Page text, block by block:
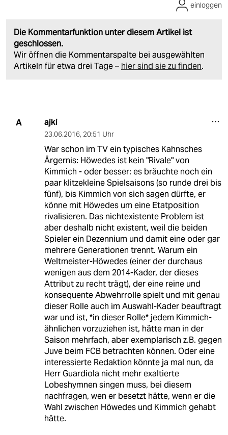
Die Kommentarfunktion unter diesem Artikel ist
geschlossen.
Wir öffnen die Kommentarspalte bei ausgewählten
Artikeln für etwa drei Tage – hier sind sie zu finden.
einloggen
A ajki
23.06.2016, 20:51 Uhr
War schon im TV ein typisches Kahnsches
Ärgernis: Höwedes ist kein "Rivale" von
Kimmich - oder besser: es bräuchte noch ein
paar klitzekleine Spielsaisons (so runde drei bis
fünf), bis Kimmich von sich sagen dürfte, er
könne mit Höwedes um eine Etatposition
rivalisieren. Das nichtexistente Problem ist
aber deshalb nicht existent, weil die beiden
Spieler ein Dezennium und damit eine oder gar
mehrere Generationen trennt. Warum ein
Weltmeister-Höwedes (einer der durchaus
wenigen aus dem 2014-Kader, der dieses
Attribut zu recht trägt), der eine reine und
konsequente Abwehrrolle spielt und mit genau
dieser Rolle auch im Auswahl-Kader beauftragt
war und ist, *in dieser Rolle* jedem Kimmich-
ähnlichen vorzuziehen ist, hätte man in der
Saison mehrfach, aber exemplarisch z.B. gegen
Juve beim FCB betrachten können. Oder eine
interessierte Redaktion könnte ja mal nun, da
Herr Guardiola nicht mehr exaltierte
Lobeshymnen singen muss, bei diesem
nachfragen, wen er besetzt hätte, wenn er die
Wahl zwischen Höwedes und Kimmich gehabt
hätte.